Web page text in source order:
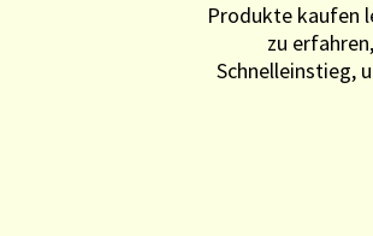
Produkte kaufen
zu
Schnelleinstieg,